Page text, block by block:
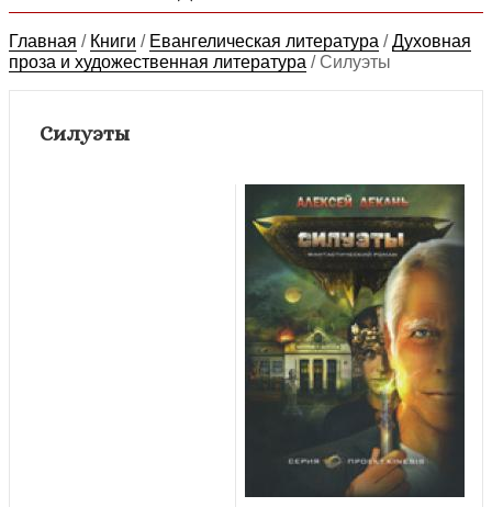
Главная / Книги / Евангелическая литература /Духовная
проза и художественная литература /Силуэты
Силуэты